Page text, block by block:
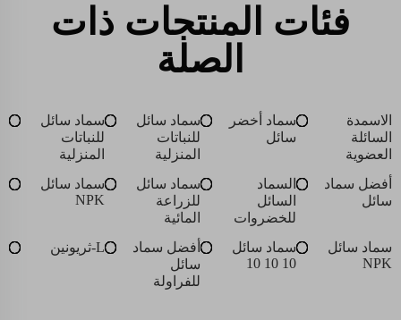
فئات المنتجات ذات
الصلة
الاسمدة
السائلة
العضوية
سماد أخضر
سائل
سماد سائل
للنباتات
المنزلية
سماد سائل
للنباتات
المنزلية
أفضل سماد
سائل
السماد
السائل
للخضروات
سماد سائل
للزراعة
المائية
سماد سائل
NPK
سماد سائل
NPK
سماد سائل
10 10 10
أفضل سماد
سائل
للفراولة
L-ثريونين